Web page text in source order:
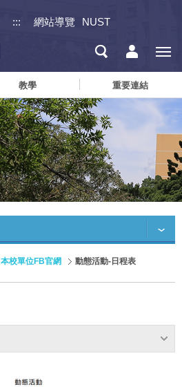
::: 網站導覽 NUST
教學 重要連結
本校單位FB官網 動態活動-日程表